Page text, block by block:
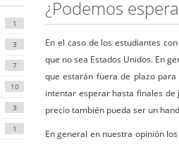
¿Podemos
En el caso de los estudiantes con
que no sea Estados Unidos. En
que estarán fuera de plazo
intentar esperar hasta finales
precio también pueda ser un
En general en nuestra opinión
1
3
7
10
3
1